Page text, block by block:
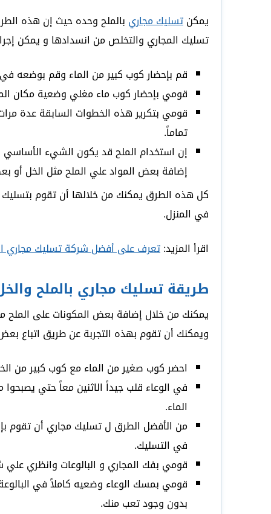
يمكنتسليك مجاري بالملح وحده حيث إن هذه
تسليك المجاري والتخلص من انسدادها و يمكن
قم بإحضار كوب كبير من الماء وقم بوضعه
قومي بإحضار كوب ماء مغلي وضعية مكان المكان
قومي بتكرير هذه الخطوات السابقة عدة
تماماً.
إن استخدام الملح قد يكون الشيء الأساسي
إضافة بعض المواد علي الملح مثل الخل أو
كل هذه الطرق يمكنك من خلالها أن تقوم بتسليك
في المنزل.
اقرأ المزيد:تعرف على أفضل شركة تسليك مجاري
طريقة تسليك مجاري بالملح
يمكنك من خلال إضافة بعض المكونات على الملح
ويمكنك أن تقوم بهذه التجربة عن طريق اتباع
احضر كوب صغير من الماء مع كوب كبير من
في الوعاء قلب جيداً الاثنين معاً حتي
الماء.
من الأفضل الطرق ل تسليك مجاري أن تقوم
في التسليك.
قومي بفك المجاري و البالوعات وانظري
قومي بمسك الوعاء وضعيه كاملاً في
بدون وجود تعب منك.